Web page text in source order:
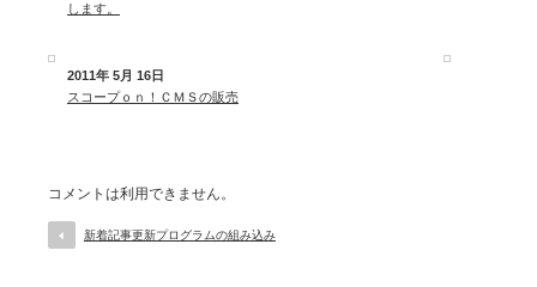
します。
2011年 5月 16日
スコープｏｎ！ＣＭＳの販売
コメントは利用できません。
新着記事更新プログラムの組み込み